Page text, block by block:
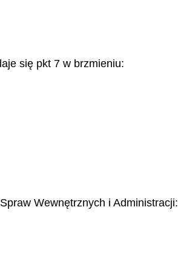
się pkt 7 w brzmieniu:
Wewnętrznych i Administracji: